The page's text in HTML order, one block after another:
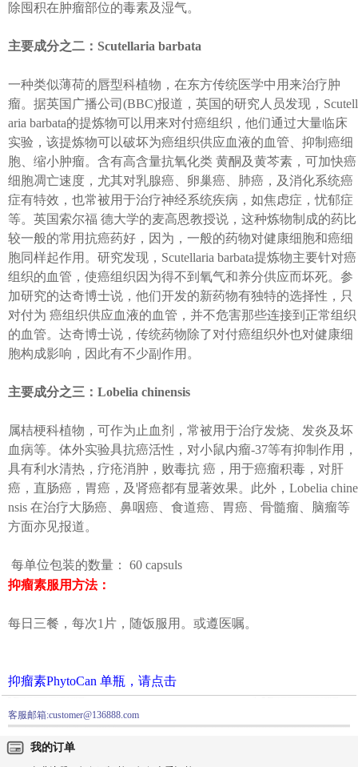
除囤积在肿瘤部位的毒素及湿气。
主要成分之二：Scutellaria barbata
一种类似薄荷的唇型科植物，在东方传统医学中用来治疗肿
瘤。据英国广播公司(BBC)报道，英国的研究人员发现，Scutell
aria barbata的提炼物可以用来对付癌组织，他们通过大量临床
实验，该提炼物可以破坏为癌组织供应血液的血管、抑制癌细
胞、缩小肿瘤。含有高含量抗氧化类 黄酮及黄芩素，可加快癌
细胞凋亡速度，尤其对乳腺癌、卵巢癌、肺癌，及消化系统癌
症有特效，也常被用于治疗神经系统疾病，如焦虑症，忧郁症
等。英国索尔福 德大学的麦高恩教授说，这种炼物制成的药比
较一般的常用抗癌药好，因为，一般的药物对健康细胞和癌细
胞同样起作用。研究发现，Scutellaria barbata提炼物主要针对癌
组织的血管，使癌组织因为得不到氧气和养分供应而坏死。参
加研究的达奇博士说，他们开发的新药物有独特的选择性，只
对付为 癌组织供应血液的血管，并不危害那些连接到正常组织
的血管。达奇博士说，传统药物除了对付癌组织外也对健康细
胞构成影响，因此有不少副作用。
主要成分之三：Lobelia chinensis
属桔梗科植物，可作为止血剂，常被用于治疗发烧、发炎及坏
血病等。体外实验具抗癌活性，对小鼠内瘤-37等有抑制作用，
具有利水清热，疗疮消肿，败毒抗 癌，用于癌瘤积毒，对肝
癌，直肠癌，胃癌，及肾癌都有显著效果。此外，Lobelia chine
nsis 在治疗大肠癌、鼻咽癌、食道癌、胃癌、骨髓瘤、脑瘤等
方面亦见报道。
每单位包装的数量： 60 capsuls
抑瘤素服用方法：
每日三餐，每次1片，随饭服用。或遵医嘱。
抑瘤素PhytoCan 单瓶，请点击
客服邮箱:customer@136888.com
我的订单